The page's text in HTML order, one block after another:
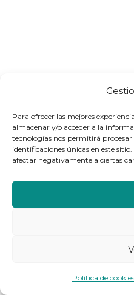
Para ofrecer las mejores
almacenar y/o acceder a la
tecnologías nos permitirá
identificaciones únicas en este
afectar negativamente a ciertas
Política de cookies